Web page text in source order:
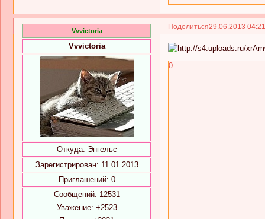
Поделиться29.06.2013
Vvvictoria
Vvvictoria
Откуда: Энгельс
Зарегистрирован: 11.01.2013
Приглашений: 0
Сообщений: 12531
Уважение: +2523
0